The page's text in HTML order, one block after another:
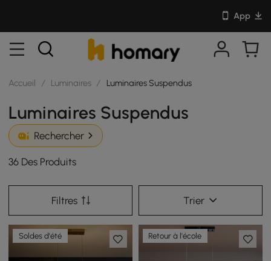
App
Accueil / Luminaires / Luminaires Suspendus
Luminaires Suspendus
Rechercher
36 Des Produits
Filtres Trier
Soldes d'été Retour à l'école